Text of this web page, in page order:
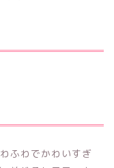
ふわでかわいすぎ